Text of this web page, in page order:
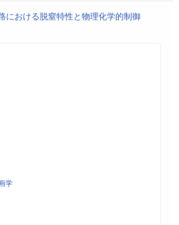
における脱窒特性と物理化学的制御
学